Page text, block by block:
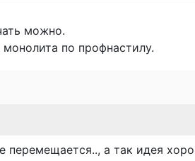
можно.
по профнастилу.
а так идея